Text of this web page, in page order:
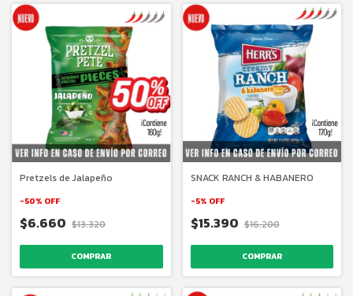
Pretzels de Jalapeño
-50% OFF
$6.660 $13.320
SNACK RANCH & HABANERO
-5% OFF
$15.390 $16.200